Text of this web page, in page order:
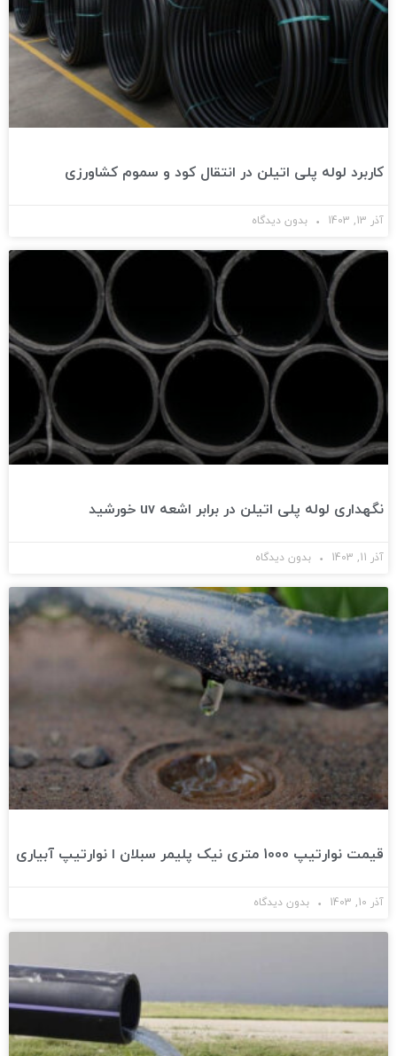
کاربرد لوله پلی اتیلن در انتقال کود و سموم کشاورزی
آذر 13, 1403 بدون دیدگاه
نگهداری لوله پلی اتیلن در برابر اشعه uv خورشید
آذر 11, 1403 بدون دیدگاه
قیمت نوارتیپ 1000 متری نیک پلیمر سبلان ا نوارتیپ آبیاری
آذر 10, 1403 بدون دیدگاه